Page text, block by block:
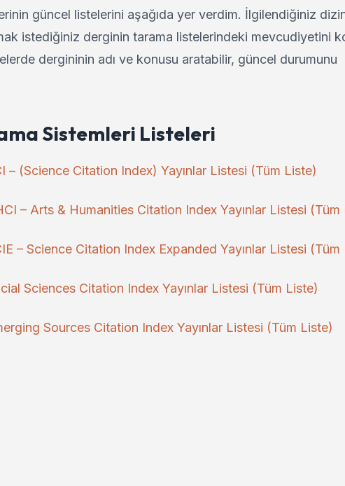
güncel listelerini aşağıda yer verdim. İlgilendiğiniz
istediğiniz derginin tarama listelerindeki mevcudiyetini
dergininin adı ve konusu aratabilir, güncel durumunu
Sistemleri Listeleri
– (Science Citation Index) Yayınlar Listesi (Tüm Liste)
– Arts & Humanities Citation Index Yayınlar Listesi (Tüm
– Science Citation Index Expanded Yayınlar Listesi (Tüm
Sciences Citation Index Yayınlar Listesi (Tüm Liste)
Sources Citation Index Yayınlar Listesi (Tüm Liste)